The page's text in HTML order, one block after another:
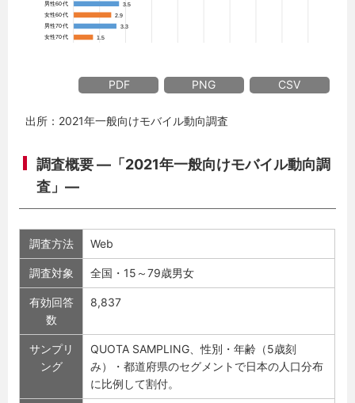
PDF PNG CSV
出所：2021年一般向けモバイル動向調査
調査概要 ―「2021年一般向けモバイル動向調
査」―
調査方法 Web
調査対象 全国・15～79歳男女
有効回答
数
8,837
サンプリ
ング
QUOTA SAMPLING、性別・年齢（5歳刻
み）・都道府県のセグメントで日本の人口分布
に比例して割付。